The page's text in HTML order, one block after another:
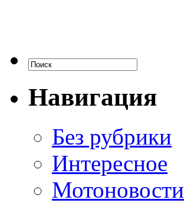
Навигация
Без рубрики
Интересное
Мотоновости